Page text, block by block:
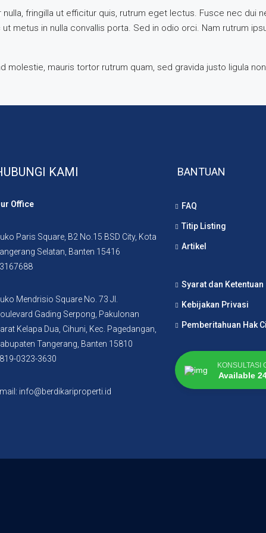
fringilla ut efficitur quis, rutrum eget lectus. Fusce nec dui
metus in nulla convallis porta. Sed in odio orci. Nam rutrum
mauris tortor rutrum quam, sed gravida justo ligula
KAMI
Office
Paris Square, B2 No.15 BSD City, Kota
Selatan, Banten 15416
Mendrisio Square No. 73 Jl.
Gading Serpong, Pakulonan
Kelapa Dua, Cihuni, Kec. Pagedangan,
Tangerang, Banten 15810
0323-3630
info@berdikariproperti.id
BANTUAN
FAQ
Titip Listing
Artikel
Syarat dan Ketentuan
Kebijakan Privasi
Pemberitahuan Hak
KONSULTASI
Available